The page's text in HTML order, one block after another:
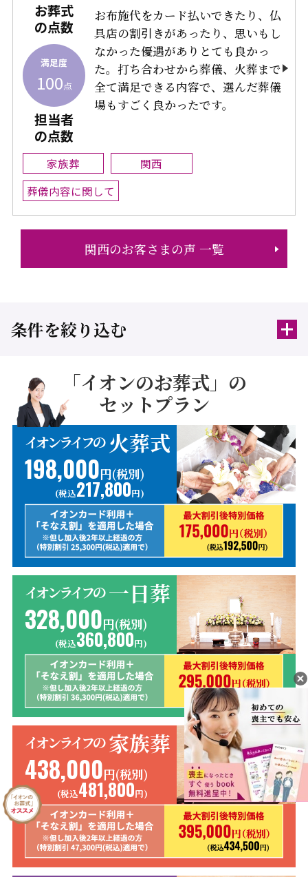
お葬式
の点数
満足度
100点
担当者
の点数
お布施代をカード払いできたり、仏
具店の割引きがあったり、思いもし
なかった優遇がありとても良かっ
た。打ち合わせから葬儀、火葬まで
全て満足できる内容で、選んだ葬儀
場もすごく良かったです。
家族葬
関西
葬儀内容に関して
関西のお客さまの声 一覧
条件を絞り込む
「イオンのお葬式」の
セットプラン
イオンライフの 火葬式
198,000円(税別)
(税込217,800円)
イオンライフの 一日葬
328,000円(税別)
(税込360,800円)
イオンライフの 家族葬
438,000円(税別)
(税込481,800円)